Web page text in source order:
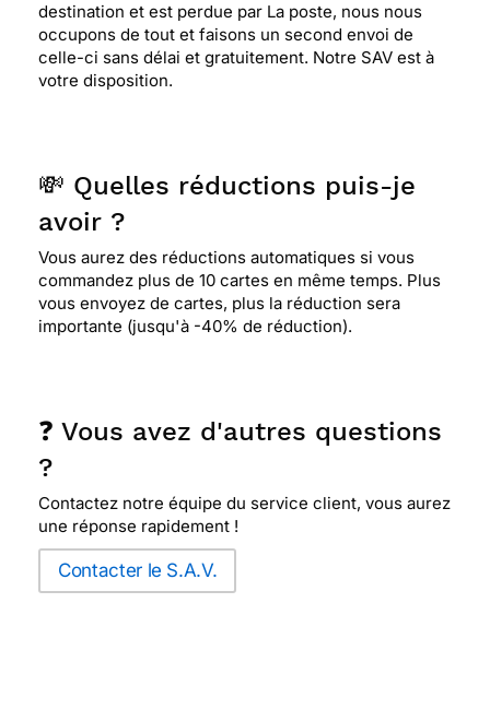
destination et est perdue par La poste, nous nous
occupons de tout et faisons un second envoi de
celle-ci sans délai et gratuitement. Notre SAV est à
votre disposition.
💸 Quelles réductions puis-je
avoir ?
Vous aurez des réductions automatiques si vous
commandez plus de 10 cartes en même temps. Plus
vous envoyez de cartes, plus la réduction sera
importante (jusqu'à -40% de réduction).
❓ Vous avez d'autres questions
?
Contactez notre équipe du service client, vous aurez
une réponse rapidement !
Contacter le S.A.V.